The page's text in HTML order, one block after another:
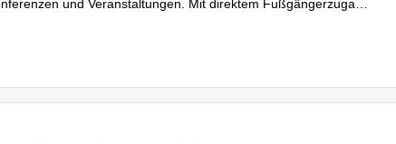
und Veranstaltungen. Mit direktem Fußgängerzugan